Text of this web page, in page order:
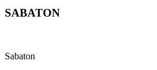
SABATON
Sabaton